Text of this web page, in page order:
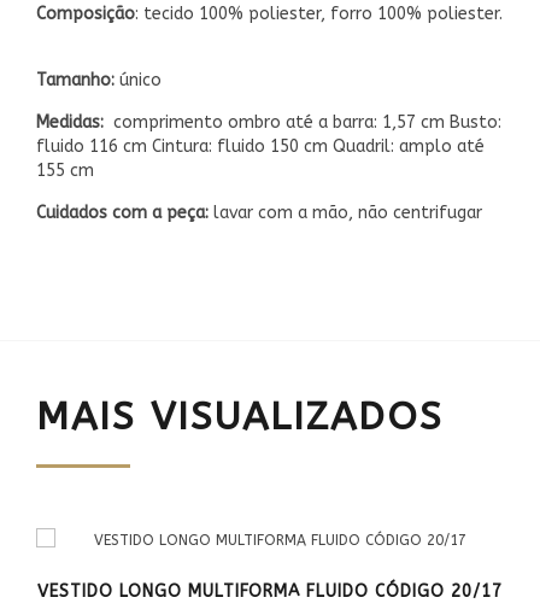
Composição: tecido 100% poliester, forro 100% poliester.
Tamanho: único
Medidas: comprimento ombro até a barra: 1,57 cm Busto:
fluido 116 cm Cintura: fluido 150 cm Quadril: amplo até
155 cm
Cuidados com a peça: lavar com a mão, não centrifugar
MAIS VISUALIZADOS
VESTIDO LONGO MULTIFORMA FLUIDO CÓDIGO 20/17